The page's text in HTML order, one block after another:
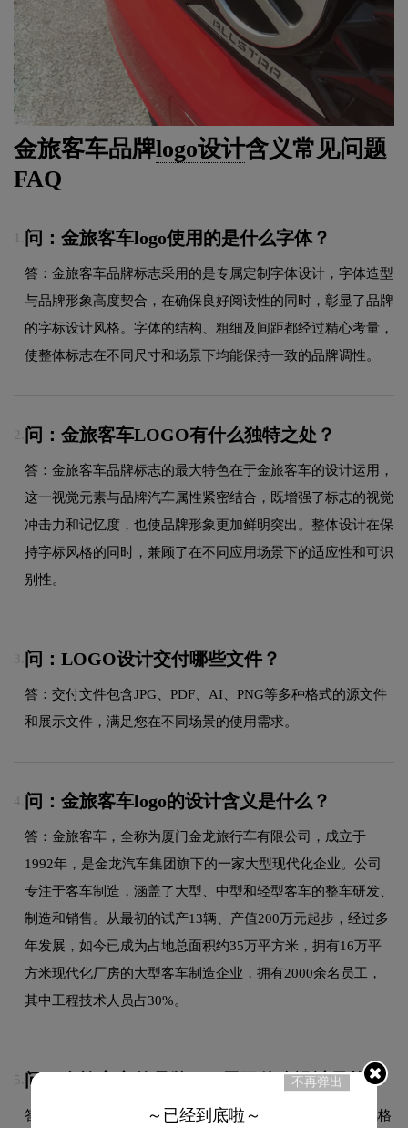
金旅客车品牌logo设计含义常见问题
FAQ
问：金旅客车logo使用的是什么字体？
答：金旅客车品牌标志采用的是专属定制字体设计，字体造型
与品牌形象高度契合，在确保良好阅读性的同时，彰显了品牌
的字标设计风格。字体的结构、粗细及间距都经过精心考量，
使整体标志在不同尺寸和场景下均能保持一致的品牌调性。
2. 问：金旅客车LOGO有什么独特之处？
答：金旅客车品牌标志的最大特色在于金旅客车的设计运用，
这一视觉元素与品牌汽车属性紧密结合，既增强了标志的视觉
冲击力和记忆度，也使品牌形象更加鲜明突出。整体设计在保
持字标风格的同时，兼顾了在不同应用场景下的适应性和可识
别性。
3. 问：LOGO设计交付哪些文件？
答：交付文件包含JPG、PDF、AI、PNG等多种格式的源文件
和展示文件，满足您在不同场景的使用需求。
4. 问：金旅客车logo的设计含义是什么？
答：金旅客车，全称为厦门金龙旅行车有限公司，成立于
1992年，是金龙汽车集团旗下的一家大型现代化企业。公司
专注于客车制造，涵盖了大型、中型和轻型客车的整车研发、
制造和销售。从最初的试产13辆、产值200万元起步，经过多
年发展，如今已成为占地总面积约35万平方米，拥有16万平
方米现代化厂房的大型客车制造企业，拥有2000余名员工，
其中工程技术人员占30%。
5. 问：金旅客车的品牌logo属于什么设计风格？
答：金旅客车品牌logo整体呈现出字标的设计风格。这种风格
不再弹出
～已经到底啦～